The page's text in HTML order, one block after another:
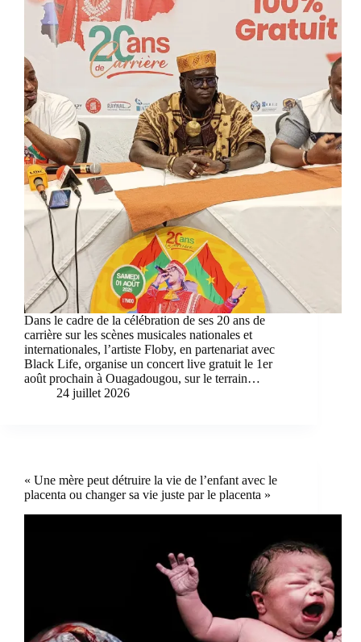
Dans le cadre de la célébration de ses 20 ans de
carrière sur les scènes musicales nationales et
internationales, l’artiste Floby, en partenariat avec
Black Life, organise un concert live gratuit le 1er
août prochain à Ouagadougou, sur le terrain…
24 juillet 2026
« Une mère peut détruire la vie de l’enfant avec le
placenta ou changer sa vie juste par le placenta »